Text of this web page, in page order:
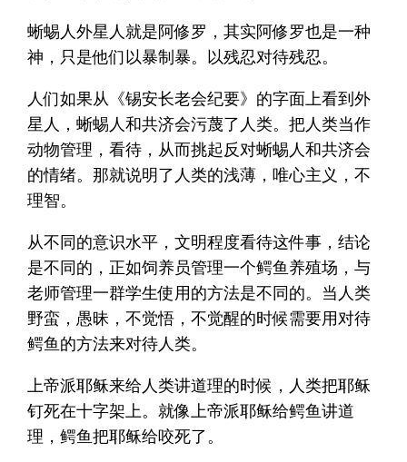
蜥蜴人外星人就是阿修罗，其实阿修罗也是一种
神，只是他们以暴制暴。以残忍对待残忍。
人们如果从《锡安长老会纪要》的字面上看到外
星人，蜥蜴人和共济会污蔑了人类。把人类当作
动物管理，看待，从而挑起反对蜥蜴人和共济会
的情绪。那就说明了人类的浅薄，唯心主义，不
理智。
从不同的意识水平，文明程度看待这件事，结论
是不同的，正如饲养员管理一个鳄鱼养殖场，与
老师管理一群学生使用的方法是不同的。当人类
野蛮，愚昧，不觉悟，不觉醒的时候需要用对待
鳄鱼的方法来对待人类。
上帝派耶稣来给人类讲道理的时候，人类把耶稣
钉死在十字架上。就像上帝派耶稣给鳄鱼讲道
理，鳄鱼把耶稣给咬死了。